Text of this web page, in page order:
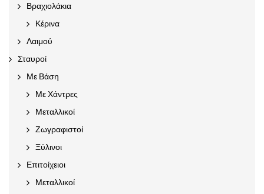
Βραχιολάκια
Κέρινα
Λαιμού
Σταυροί
Με Βάση
Με Χάντρες
Μεταλλικοί
Ζωγραφιστοί
Ξύλινοι
Επιτοίχειοι
Μεταλλικοί